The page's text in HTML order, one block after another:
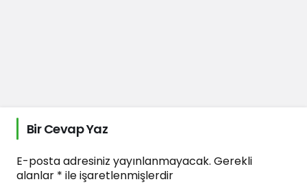
Bir Cevap Yaz
E-posta adresiniz yayınlanmayacak. Gerekli
alanlar * ile işaretlenmişlerdir